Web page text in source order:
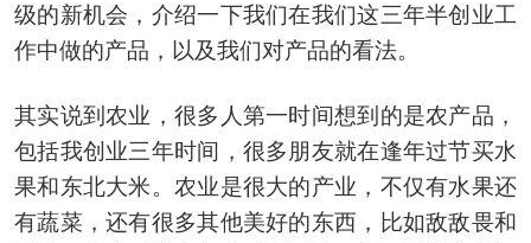
级的新机会，介绍一下我们在我们这三年半创业工
作中做的产品，以及我们对产品的看法。
其实说到农业，很多人第一时间想到的是农产品，
包括我创业三年时间，很多朋友就在逢年过节买水
果和东北大米。农业是很大的产业，不仅有水果还
有蔬菜，还有很多其他美好的东西，比如敌敌畏和